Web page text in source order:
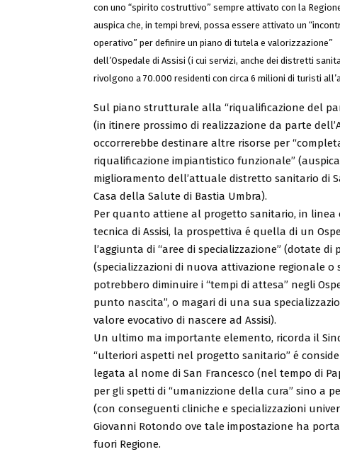
con uno “spirito costruttivo” sempre attivato con la Regione
auspica che, in tempi brevi, possa essere attivato un
operativo” per definire un piano di tutela e valorizzazione”
dell’Ospedale di Assisi (i cui servizi, anche dei distretti
rivolgono a 70.000 residenti con circa 6 milioni di turisti
Sul piano strutturale alla “riqualificazione del
(in itinere prossimo di realizzazione da parte
occorrerebbe destinare altre risorse per
riqualificazione impiantistico funzionale”
miglioramento dell’attuale distretto sanitario di
Casa della Salute di Bastia Umbra).
Per quanto attiene al progetto sanitario, in
tecnica di Assisi, la prospettiva é quella di un
l’aggiunta di “aree di specializzazione” (dotate
(specializzazioni di nuova attivazione regionale
potrebbero diminuire i “tempi di attesa” negli
punto nascita”, o magari di una sua
valore evocativo di nascere ad Assisi).
Un ultimo ma importante elemento, ricorda il
“ulteriori aspetti nel progetto sanitario” é
legata al nome di San Francesco (nel tempo di
per gli spetti di “umanizzione della cura” sino a
(con conseguenti cliniche e specializzazioni
Giovanni Rotondo ove tale impostazione ha
fuori Regione.